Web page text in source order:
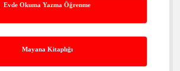
Evde Okuma Yazma Öğrenme
Mayana Kitaplığı